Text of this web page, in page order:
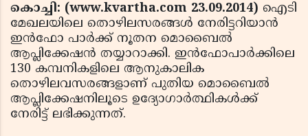
കൊച്ചി: (www.kvartha.com 23.09.2014) ഐടി
മേഖലയിലെ തൊഴിലസരങ്ങള്‍ നേരിട്ടറിയാന്‍
ഇന്‍ഫോ പാര്‍ക്ക് നൂതന മൊബൈല്‍
ആപ്ലിക്കേഷന്‍ തയ്യാറാക്കി. ഇന്‍ഫോപാര്‍ക്കിലെ
130 കമ്പനികളിലെ ആനുകാലിക
തൊഴിലവസരങ്ങളാണ് പുതിയ മൊബൈല്‍
ആപ്ലിക്കേഷനിലൂടെ ഉദ്യോഗാര്‍ത്ഥികള്‍ക്ക്
നേരിട്ട് ലഭിക്കുന്നത്.